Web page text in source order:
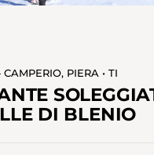
PIERA • TI
DI BLENIO